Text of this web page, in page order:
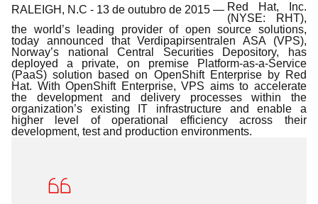
RALEIGH, N.C - 13 de outubro de 2015 — Red Hat, Inc.
(NYSE: RHT),
the world’s leading provider of open source solutions,
today announced that Verdipapirsentralen ASA (VPS),
Norway’s national Central Securities Depository, has
deployed a private, on premise Platform-as-a-Service
(PaaS) solution based on OpenShift Enterprise by Red
Hat. With OpenShift Enterprise, VPS aims to accelerate
the development and delivery processes within the
organization’s existing IT infrastructure and enable a
higher level of operational efficiency across their
development, test and production environments.